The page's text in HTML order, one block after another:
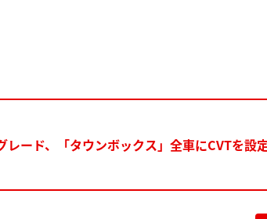
ード、「タウンボックス」全車にCVTを設